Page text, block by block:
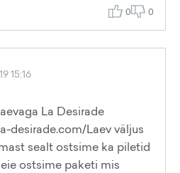
0 0
15:16
La Desirade
desirade.com/Laev väljus
sealt ostsime ka piletid
ostsime paketi mis